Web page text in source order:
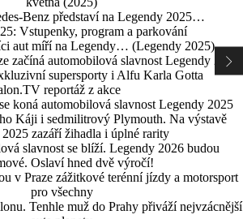
Benz představí na Legendy 2025…
Vstupenky, program a parkování
aut míří na Legendy… (Legendy 2025)
začíná automobilová slavnost Legendy 2025
supersporty i Alfu Karla Gotta
reportáž z akce
koná automobilová slavnost Legendy 2025
Káji i sedmilitrový Plymouth. Na výstavě
zazáří žihadla i úplné rarity
slavnost se blíží. Legendy 2026 budou
Oslaví hned dvě výročí!
v Praze zážitkové terénní jízdy a motorsport
pro všechny
Tenhle muž do Prahy přiváží nejvzácnější